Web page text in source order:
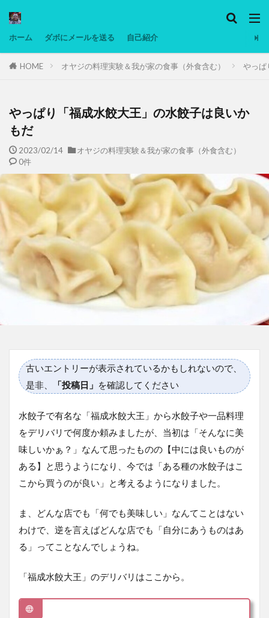
ホーム ダボにメールを送る 自己紹介
HOME オヤジの料理実験＆我が家の食事（外食含む） やっぱ
やっぱり「福成水餃大王」の水餃子は良いか
もだ
2023/02/14
オヤジの料理実験＆我が家の食事（外食含む）
0件
古いエントリーが表示されているかもしれないので、
是非、
「投稿日」 を確認してください
水餃子で有名な「福成水餃大王」から水餃子や一品料理
をデリバリで何度か頼みましたが、当初は「そんなに美
味しいかぁ？」なんて思ったものの【中には良いものが
ある】と思うようになり、今では「ある種の水餃子はこ
こから買うのが良い」と考えるようになりました。
ま、どんな店でも「何でも美味しい」なんてことはない
わけで、逆を言えばどんな店でも「自分にあうものはあ
る」ってことなんでしょうね。
「福成水餃大王」のデリバリはここから。
タグ
マレーシア動画
ヨーグルト
備忘録
動画 日本人村社会 脱水シート
検索